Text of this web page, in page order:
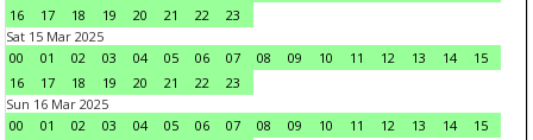
16
17 18 19 20 21 22
23
Sat 15 Mar 2025
00
01 02 03 04 05 06 07 08 09 10 11 12 13 14
15
16
17 18 19 20 21 22
23
Sun 16 Mar 2025
00
01 02 03 04 05 06 07 08 09 10 11 12 13 14
15